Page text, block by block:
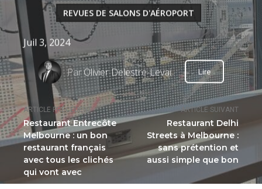
ARTICLE PRÉCÉDENT
Restaurant Entrecôte
Melbourne : un bon
restaurant français
avec tous les clichés
qui vont avec
ARTICLE SUIVANT
Restaurant Delhi
Streets à Melbourne :
sans prétention et
aussi simple que bon
REVUES DE SALONS D'AÉROPORT
Juil 3, 2024
ParOlivier Delestre-Levai Lire